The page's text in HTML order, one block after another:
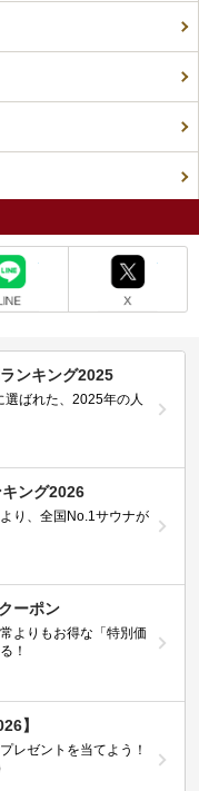
ンキング2025
ばれた、2025年の人
ング2026
り、全国No.1サウナが
ーポン
よりもお得な「特別価
！
】
レゼントを当てよう！